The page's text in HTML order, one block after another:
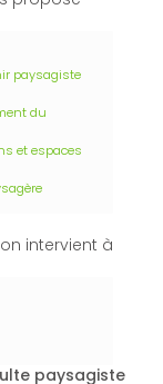
cours pour
d'un
selon leurs
conseil et
spécifiques,
chaque client.
propose
paysagiste
du